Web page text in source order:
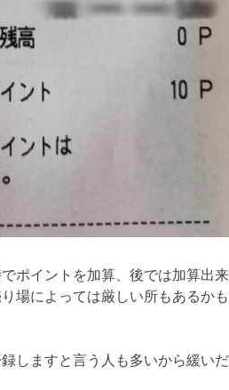
ポイントを加算、後では加算出来
場によっては厳しい所もあるかも
しますと言う人も多いから緩いだ